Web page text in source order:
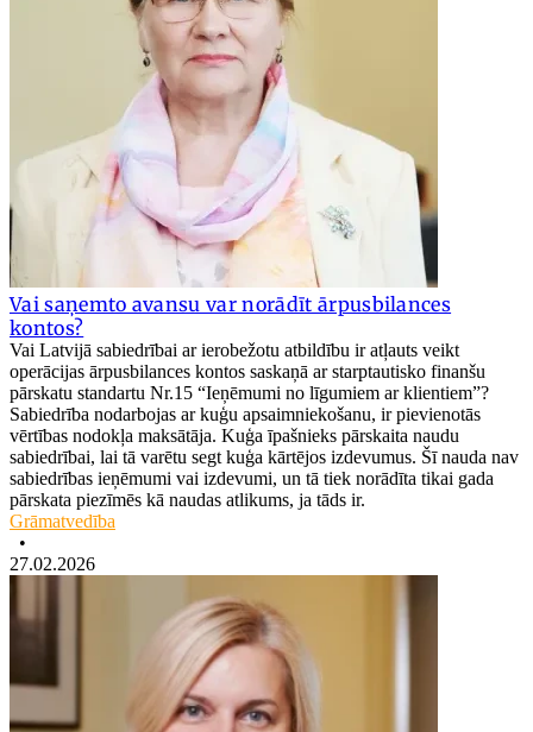
Vai saņemto avansu var norādīt ārpusbilances
kontos?
Vai Latvijā sabiedrībai ar ierobežotu atbildību ir atļauts veikt
operācijas ārpusbilances kontos saskaņā ar starptautisko finanšu
pārskatu standartu Nr.15 “Ieņēmumi no līgumiem ar klientiem”?
Sabiedrība nodarbojas ar kuģu apsaimniekošanu, ir pievienotās
vērtības nodokļa maksātāja. Kuģa īpašnieks pārskaita naudu
sabiedrībai, lai tā varētu segt kuģa kārtējos izdevumus. Šī nauda nav
sabiedrības ieņēmumi vai izdevumi, un tā tiek norādīta tikai gada
pārskata piezīmēs kā naudas atlikums, ja tāds ir.
Grāmatvedība
•
27.02.2026